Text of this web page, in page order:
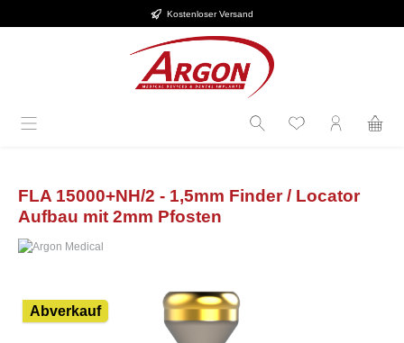
Kostenloser Versand
FLA 15000+NH/2 - 1,5mm Finder / Locator
Aufbau mit 2mm Pfosten
Bildergalerie überspringen
Abverkauf